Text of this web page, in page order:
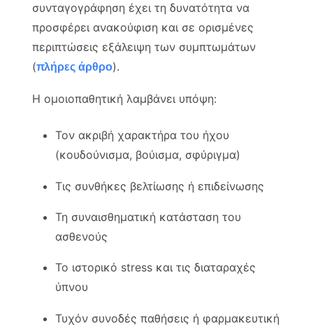
συνταγογράφηση έχει τη δυνατότητα να
προσφέρει ανακούφιση και σε ορισμένες
περιπτώσεις εξάλειψη των συμπτωμάτων
(πλήρες άρθρο).
Η ομοιοπαθητική λαμβάνει υπόψη:
Τον ακριβή χαρακτήρα του ήχου
(κουδούνισμα, βούισμα, σφύριγμα)
Τις συνθήκες βελτίωσης ή επιδείνωσης
Τη συναισθηματική κατάσταση του
ασθενούς
Το ιστορικό stress και τις διαταραχές
ύπνου
Τυχόν συνοδές παθήσεις ή φαρμακευτική